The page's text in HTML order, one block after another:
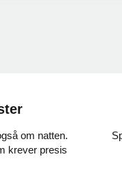
om natten.
krever presis